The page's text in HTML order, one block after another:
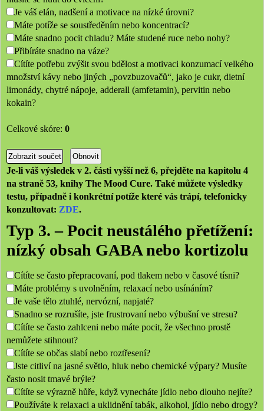
Je váš elán, nadšení a motivace na nízké úrovni?
Máte potíže se soustředěním nebo koncentrací?
Máte snadno pocit chladu? Máte studené ruce nebo nohy?
Přibíráte snadno na váze?
Cítíte potřebu zvýšit svou bdělost a motivaci konzumací velkého
množství kávy nebo jiných „povzbuzovačů“, jako je cukr, dietní
limonády, chytré nápoje, adderall (amfetamin), pervitin nebo
kokain?
Celkové skóre: 0
Je-li váš výsledek v 2. části vyšší než 6, přejděte na kapitolu 4
na straně 53, knihy The Mood Cure. Také můžete výsledky
testu, případně i konkrétní potíže které vás trápí, telefonicky
konzultovat: ZDE.
Typ 3. – Pocit neustálého přetížení:
nízký obsah GABA nebo kortizolu
Cítíte se často přepracovaní, pod tlakem nebo v časové tísni?
Máte problémy s uvolněním, relaxací nebo usínáním?
Je vaše tělo ztuhlé, nervózní, napjaté?
Snadno se rozrušíte, jste frustrovaní nebo výbušní ve stresu?
Cítíte se často zahlceni nebo máte pocit, že všechno prostě
nemůžete stihnout?
Cítíte se občas slabí nebo roztřesení?
Jste citliví na jasné světlo, hluk nebo chemické výpary? Musíte
často nosit tmavé brýle?
Cítíte se výrazně hůře, když vynecháte jídlo nebo dlouho nejíte?
Používáte k relaxaci a uklidnění tabák, alkohol, jídlo nebo drogy?